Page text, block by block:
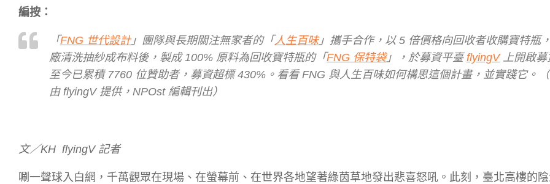
編按：
「FNG 世代設計」團隊與長期關注無家者的「 人生百味」攜手合作，以 5 倍價格向回收者收購寶特瓶
廠清洗抽紗成布料後，製成 100% 原料為回收寶特瓶的「FNG 保特袋」，於募資平臺flyingV上開啟募
至今已累積 7760 位贊助者，募資超標 430%。看看 FNG 與人生百味如何構思這個計畫，並實踐它。
由 flyingV 提供，NPOst 編輯刊出）
文／KH flyingV 記者
唰一聲球入白網，千萬觀眾在現場、在螢幕前、在世界各地望著綠茵草地發出悲喜怒吼。此刻，臺北高樓的